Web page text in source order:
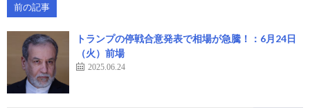
前の記事
トランプの停戦合意発表で相場が急騰！：6月24日
（火）前場
2025.06.24